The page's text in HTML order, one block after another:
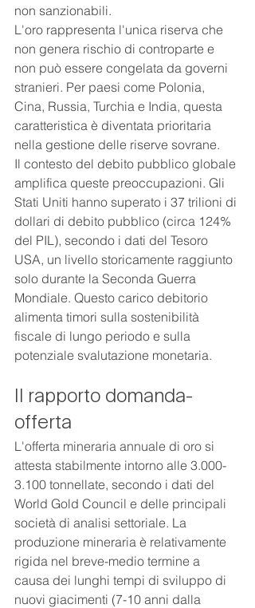
non sanzionabili.
L'oro rappresenta l'unica riserva che
non genera rischio di controparte e
non può essere congelata da governi
stranieri. Per paesi come Polonia,
Cina, Russia, Turchia e India, questa
caratteristica è diventata prioritaria
nella gestione delle riserve sovrane.
Il contesto del debito pubblico globale
amplifica queste preoccupazioni. Gli
Stati Uniti hanno superato i 37 trilioni di
dollari di debito pubblico (circa 124%
del PIL), secondo i dati del Tesoro
USA, un livello storicamente raggiunto
solo durante la Seconda Guerra
Mondiale. Questo carico debitorio
alimenta timori sulla sostenibilità
fiscale di lungo periodo e sulla
potenziale svalutazione monetaria.
Il rapporto domanda-
offerta
L'offerta mineraria annuale di oro si
attesta stabilmente intorno alle 3.000-
3.100 tonnellate, secondo i dati del
World Gold Council e delle principali
società di analisi settoriale. La
produzione mineraria è relativamente
rigida nel breve-medio termine a
causa dei lunghi tempi di sviluppo di
nuovi giacimenti (7-10 anni dalla